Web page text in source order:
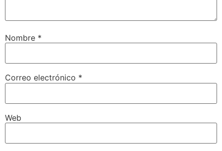
Nombre *
Correo electrónico *
Web